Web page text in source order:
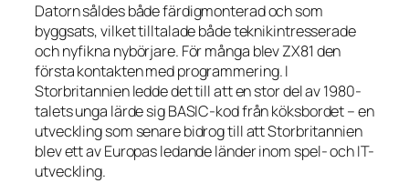
Datorn såldes både färdigmonterad och som
byggsats, vilket tilltalade både teknikintresserade
och nyfikna nybörjare. För många blev ZX81 den
första kontakten med programmering. I
Storbritannien ledde det till att en stor del av 1980-
talets unga lärde sig BASIC-kod från köksbordet – en
utveckling som senare bidrog till att Storbritannien
blev ett av Europas ledande länder inom spel- och IT-
utveckling.